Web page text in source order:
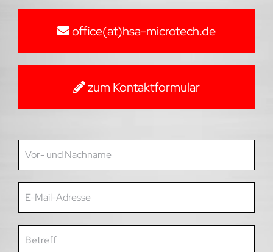
office(at)hsa-microtech.de
zum Kontaktformular